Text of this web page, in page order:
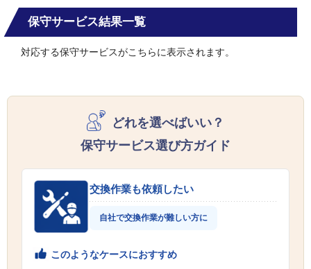
保守サービス結果一覧
対応する保守サービスがこちらに表示されます。
どれを選べばいい？
保守サービス選び方ガイド
交換作業も依頼したい
自社で交換作業が難しい方に
このようなケースにおすすめ